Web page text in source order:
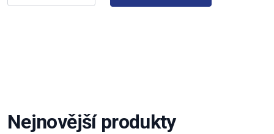
Nejnovější produkty